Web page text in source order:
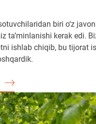
biri o‘z
ta’minlanishi kerak edi.
ishlab chiqib, bu tijorat